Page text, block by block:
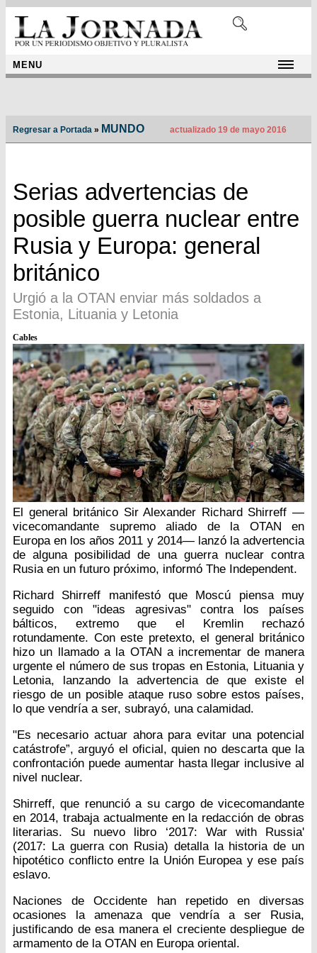
MENU
Regresar a Portada » MUNDO actualizado 19 de mayo 2016
Serias advertencias de
posible guerra nuclear entre
Rusia y Europa: general
británico
Urgió a la OTAN enviar más soldados a
Estonia, Lituania y Letonia
Cables
El general británico Sir Alexander Richard Shirreff —
vicecomandante supremo aliado de la OTAN en
Europa en los años 2011 y 2014— lanzó la advertencia
de alguna posibilidad de una guerra nuclear contra
Rusia en un futuro próximo, informó The Independent.
Richard Shirreff manifestó que Moscú piensa muy
seguido con "ideas agresivas" contra los países
bálticos, extremo que el Kremlin rechazó
rotundamente. Con este pretexto, el general británico
hizo un llamado a la OTAN a incrementar de manera
urgente el número de sus tropas en Estonia, Lituania y
Letonia, lanzando la advertencia de que existe el
riesgo de un posible ataque ruso sobre estos países,
lo que vendría a ser, subrayó, una calamidad.
"Es necesario actuar ahora para evitar una potencial
catástrofe”, arguyó el oficial, quien no descarta que la
confrontación puede aumentar hasta llegar inclusive al
nivel nuclear.
Shirreff, que renunció a su cargo de vicecomandante
en 2014, trabaja actualmente en la redacción de obras
literarias. Su nuevo libro ‘2017: War with Russia'
(2017: La guerra con Rusia) detalla la historia de un
hipotético conflicto entre la Unión Europea y ese país
eslavo.
Naciones de Occidente han repetido en diversas
ocasiones la amenaza que vendría a ser Rusia,
justificando de esa manera el creciente despliegue de
armamento de la OTAN en Europa oriental.